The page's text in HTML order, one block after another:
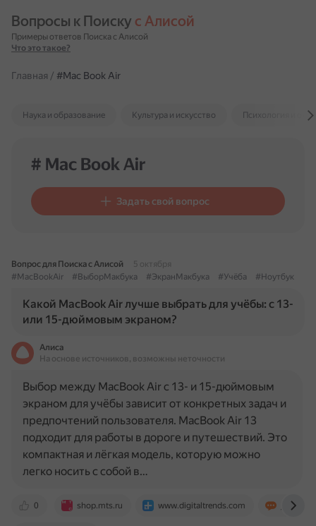
Вопросы к Поиску с Алисой
Примеры ответов Поиска с Алисой
Что это такое?
Главная / #Mac Book Air
Наука и образование Культура и искусство Психология и
# Mac Book Air
Задать свой вопрос
Вопрос для Поиска с Алисой
5 октября
#MacBookAir
#ВыборМакбука #ЭкранМакбука #Учёба #Ноутбук
Какой MacBook Air лучше выбрать для учёбы: с 13-
или 15-дюймовым экраном?
Алиса
На основе источников, возможны неточности
0 shop.mts.ru www.digitaltrends.com
Выбор между MacBook Air с 13- и 15-дюймовым
экраном для учёбы зависит от конкретных задач и
предпочтений пользователя. MacBook Air 13
подходит для работы в дороге и путешествий. Это
компактная и лёгкая модель, которую можно
легко носить с собой в…